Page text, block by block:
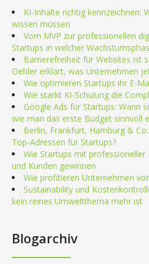
KI-Inhalte richtig kennzeichnen:
wissen müssen
Vom MVP zur professionellen
Startups in welcher
Barrierefreiheit für Websites ist
Oehler erklärt, was Unternehmen
Wie optimieren Startups ihr E-
Wie stärkt KI-Schulung die
Google Ads für Startups: Wann
wie man das erste Budget sinnvoll
Berlin, Frankfurt, Hamburg &
Top-Adressen für Startups?
Wie Startups mit professioneller
und Kunden gewinnen
Wie profitieren Unternehmen
Sustainability und
kein reines Umweltthema mehr ist
Blogarchiv